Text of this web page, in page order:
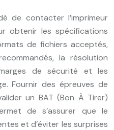
de contacter l’imprimeur
obtenir les spécifications
de fichiers acceptés,
la résolution
de sécurité et les
Fournir des épreuves de
un BAT (Bon À Tirer)
de s’assurer que le
et d’éviter les surprises